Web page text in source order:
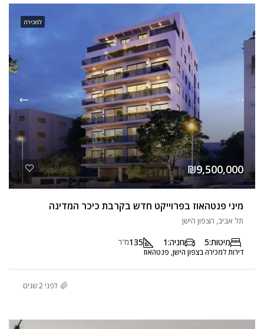
למכירה
₪9,500,000
מיני פנטהאוז בפרוייקט חדש בקרבת כיכר המדינה
תל אביב, הצפון הישן
מיטות:5 חניה:1
135מ"ר
דירות למכירה בצפון הישן, פנטהאוז
לפני 2 שנים